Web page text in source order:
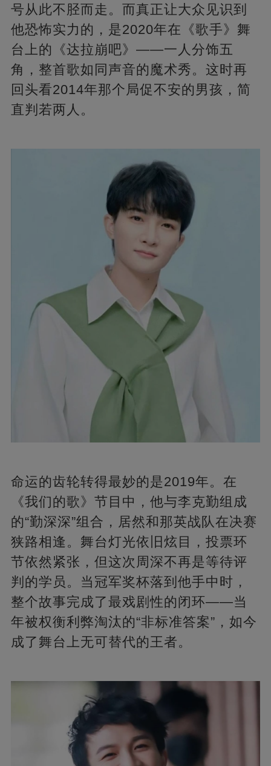
号从此不胫而走。而真正让大众见识到
他恐怖实力的，是2020年在《歌手》舞
台上的《达拉崩吧》——一人分饰五
角，整首歌如同声音的魔术秀。这时再
回头看2014年那个局促不安的男孩，简
直判若两人。
命运的齿轮转得最妙的是2019年。在
《我们的歌》节目中，他与李克勤组成
的“勤深深”组合，居然和那英战队在决赛
狭路相逢。舞台灯光依旧炫目，投票环
节依然紧张，但这次周深不再是等待评
判的学员。当冠军奖杯落到他手中时，
整个故事完成了最戏剧性的闭环——当
年被权衡利弊淘汰的“非标准答案”，如今
成了舞台上无可替代的王者。